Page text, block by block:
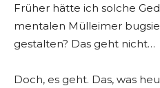
Früher hätte ich solche
mentalen Mülleimer
gestalten? Das geht nicht…
Doch, es geht. Das, was